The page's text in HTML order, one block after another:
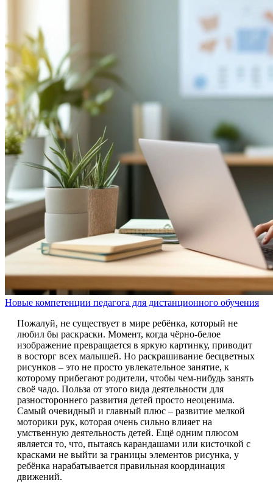
Новые компетенции педагога для дистанционного обучения
Пожалуй, не существует в мире ребёнка, который не
любил бы раскраски. Момент, когда чёрно-белое
изображение превращается в яркую картинку, приводит
в восторг всех малышей. Но раскрашивание бесцветных
рисунков – это не просто увлекательное занятие, к
которому прибегают родители, чтобы чем-нибудь занять
своё чадо. Польза от этого вида деятельности для
разностороннего развития детей просто неоценима.
Самый очевидный и главный плюс – развитие мелкой
моторики рук, которая очень сильно влияет на
умственную деятельность детей. Ещё одним плюсом
является то, что, пытаясь карандашами или кисточкой с
красками не выйти за границы элементов рисунка, у
ребёнка нарабатывается правильная координация
движений.